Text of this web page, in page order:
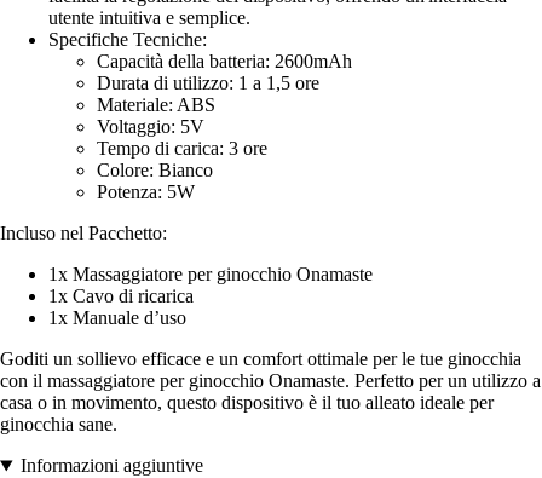
utente intuitiva e semplice.
Specifiche Tecniche:
Capacità della batteria: 2600mAh
Durata di utilizzo: 1 a 1,5 ore
Materiale: ABS
Voltaggio: 5V
Tempo di carica: 3 ore
Colore: Bianco
Potenza: 5W
Incluso nel Pacchetto:
1x Massaggiatore per ginocchio Onamaste
1x Cavo di ricarica
1x Manuale d’uso
Goditi un sollievo efficace e un comfort ottimale per le tue ginocchia
con il massaggiatore per ginocchio Onamaste. Perfetto per un utilizzo a
casa o in movimento, questo dispositivo è il tuo alleato ideale per
ginocchia sane.
Informazioni aggiuntive